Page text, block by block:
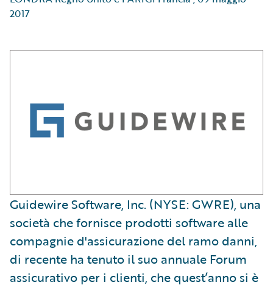
2017
​Guidewire Software, Inc. (NYSE: GWRE), una
società che fornisce prodotti software alle
compagnie d'assicurazione del ramo danni,
di recente ha tenuto il suo annuale Forum
assicurativo per i clienti, che quest’anno si è